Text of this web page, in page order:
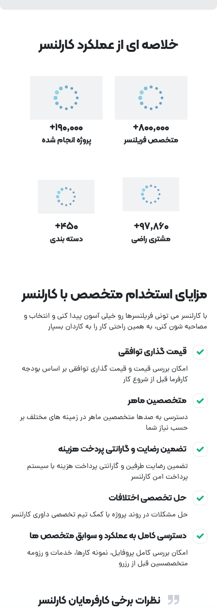
خلاصه ای از عملکرد کارلنسر
۸۰۰,۰۰۰+
متخصص فریلنسر
۱۹۰,۰۰۰+
پروژه‌ انجام شده
۹۷,۸۶۰+
مشتری راضی
۴۵۰+
دسته بندی
مزایای استخدام متخصص با کارلنسر
با کارلنسر می تونی فریلنسرها رو خیلی آسون پیدا کنی و انتخاب و
مصاحبه شون کنی، به همین راحتی کار را به کاردان بسپار
قیمت گذاری توافقی
امکان بررسی قیمت و قیمت گذاری توافقی بر اساس بودجه
کارفرما قبل از شروع کار
متخصصین ماهر
دسترسی به صدها متخصصین ماهر در زمینه های مختلف بر
حسب نیاز شما
تضمین رضایت و گارانتی پردخت هزینه
تضمین رضایت طرفین و گارانتی پرداخت هزینه با سیستم
پرداخت امن کارلنسر
حل تخصصی اختلافات
حل مشکلات در روند پروژه با کمک تیم تخصصی داوری کارلنسر
دسترسی کامل به عملکرد و سوابق متخصص ها
امکان بررسی کامل پروفایل، نمونه کارها، خدمات و رزومه
متخصصسین قبل از رزرو
نظرات برخی کارفرمایان کارلنسر